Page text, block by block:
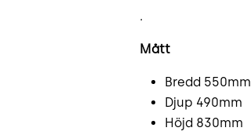
.
Mått
Bredd 550mm
Djup 490mm
Höjd 830mm